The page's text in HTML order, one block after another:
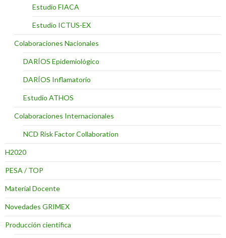
Estudio FIACA
Estudio ICTUS-EX
Colaboraciones Nacionales
DARÍOS Epidemiológico
DARÍOS Inflamatorio
Estudio ATHOS
Colaboraciones Internacionales
NCD Risk Factor Collaboration
H2020
PESA / TOP
Material Docente
Novedades GRIMEX
Producción científica